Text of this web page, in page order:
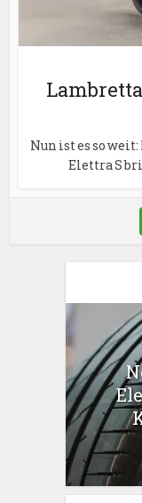
Nun ist es so
Elettra S